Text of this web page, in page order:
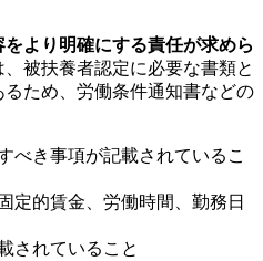
より明確にする責任が求めら
被扶養者認定に必要な書類と
ため、労働条件通知書などの
べき事項が記載されているこ
定的賃金、労働時間、勤務日
されていること